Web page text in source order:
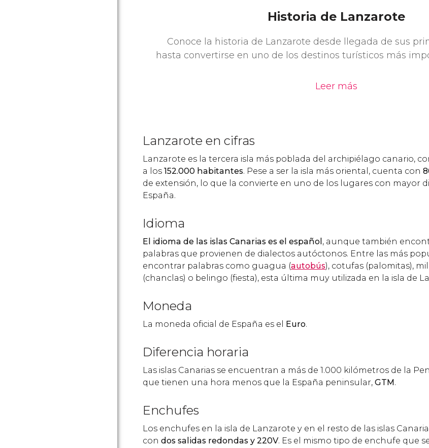
Historia de Lanzarote
Conoce la historia de Lanzarote desde llegada de sus
hasta convertirse en uno de los destinos turísticos más
Leer más
Lanzarote en cifras
Lanzarote es la tercera isla más poblada del archipiélago canario,
a los 152.000 habitantes. Pese a ser la isla más oriental, cuenta con
de extensión, lo que la convierte en uno de los lugares con mayor
España.
Idioma
El idioma de las islas Canarias es el español , aunque también
palabras que provienen de dialectos autóctonos. Entre las más
encontrar palabras como guagua (autobús), cotufas (palomitas),
(chanclas) o belingo (fiesta), esta última muy utilizada en la isla de
Moneda
La moneda oficial de España es el Euro.
Diferencia horaria
Las islas Canarias se encuentran a más de 1.000 kilómetros de la
que tienen una hora menos que la España peninsular, GTM.
Enchufes
Los enchufes en la isla de Lanzarote y en el resto de las islas
con dos salidas redondas y 220V. Es el mismo tipo de enchufe que